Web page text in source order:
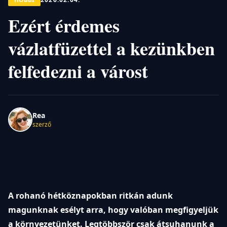
Ezért érdemes
vázlatfüzettel a kezünkben
felfedezni a várost
Rea
szerző
A rohanó hétköznapokban ritkán adunk
magunknak esélyt arra, hogy valóban megfigyeljük
a környezetünket. Legtöbbször csak átsuhanunk a